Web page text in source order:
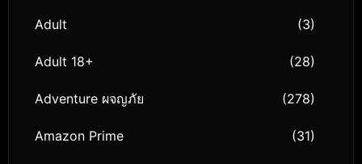
Adult (3)
Adult 18+ (28)
Adventure ผจญภัย (278)
Amazon Prime (31)